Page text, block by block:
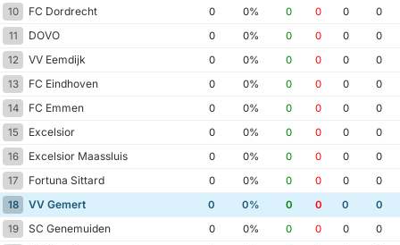
10
FC Dordrecht 0 0% 0 0 0
0
11
DOVO 0 0% 0 0 0
0
12
VV Eemdijk 0 0% 0 0 0
0
13
FC Eindhoven 0 0% 0 0 0
0
14
FC Emmen 0 0% 0 0 0
0
15
Excelsior 0 0% 0 0 0
0
16
Excelsior Maassluis 0 0% 0 0 0
0
17
Fortuna Sittard 0 0% 0 0 0
0
18
VV Gemert 0 0% 0 0 0
0
19
SC Genemuiden 0 0% 0 0 0
0